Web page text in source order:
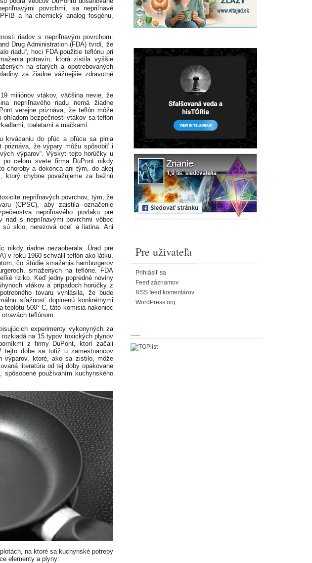
povrchmi, sa nepriľnavé
a na chemický analog fosgénu,
riadov s nepriľnavým povrchom.
Drug Administration (FDA) tvrdí, že
riadu“, hoci FDA použitie teflónu pri
potravín, ktorá zistila vyššie
na starých a opotrebovaných
za žiadne vážnejšie zdravotné
miliónov vtákov, väčšina nevie, že
nepriľnavého riadu nemá žiadne
verejne priznáva, že teflón môže
bezpečnosti vtákov sa teflón
toaletami a mačkami.
krvácaniu do pľúc a pľúca sa plnia
priznáva, že výpary môžu spôsobiť i
výparov“. Výskyt tejto horúčky u
po celom svete firma DuPont nikdy
choroby a dokonca ani tým, do akej
ktorý chybne považujeme za bežnú
nepriľnavých povrchov, tým, že
(CPSC), aby zaistila označenie
nepriľnavého povlaku pre
riad s nepriľnavými povrchmi vôbec
sú sklo, nerezová oceľ a liatina. Ani
nikdy riadne nezaoberala. Úrad pre
v roku 1960 schválil teflón ako látku,
čo štúdie smaženia hamburgerov
smažených na teflóne. FDA
riziko. Keď jedny popredné noviny
vtákov a prípadoch horúčky z
tovaru vyhlásila, že bude
sťažnosť doplnenú konkrétnymi
teplotu 500° C, táto komisia nakoniec
teflónom.
experimenty vykonyných za
na 15 typov toxických plynov
z firmy DuPont, ktorí začali
tejto dobe sa totiž u zamestnancov
výparov, ktoré, ako sa zistilo, môže
literatúra od tej doby opakovane
spôsobené používaním kuchynského
na ktoré sa kuchynské potreby
elementy a plyny:
Pre uživateľa
Prihlásiť sa
Feed záznamov
RSS feed komentárov
WordPress.org